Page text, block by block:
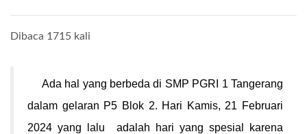
Dibaca 1715 kali
Ada hal yang berbeda di SMP PGRI 1 Tangerang
dalam gelaran P5 Blok 2. Hari Kamis, 21 Februari
2024yang lalu adalah hari yang spesial karena